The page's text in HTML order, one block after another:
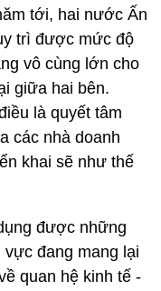
tới, hai nước Ấn
trì được mức độ
vô cùng lớn cho
giữa hai bên.
là quyết tâm
các nhà doanh
khai sẽ như thế
được những
đang mang lại
quan hệ kinh tế -